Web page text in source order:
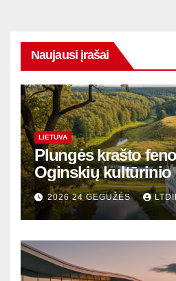
Naujausi įrašai
LIETUVA
Plungės krašto
Oginskių kultūrinio
Žemaitijos gamtos
2026 24 GEGUŽĖS